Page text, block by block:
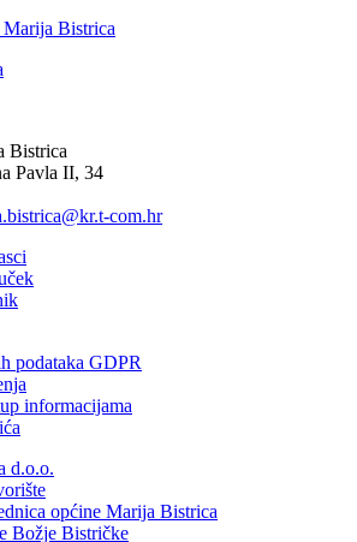
Bistrica
Bistrica
Pavla II, 34
com.hr
podataka GDPR
informacijama
d.o.o.
općine Marija Bistrica
Božje Bistričke